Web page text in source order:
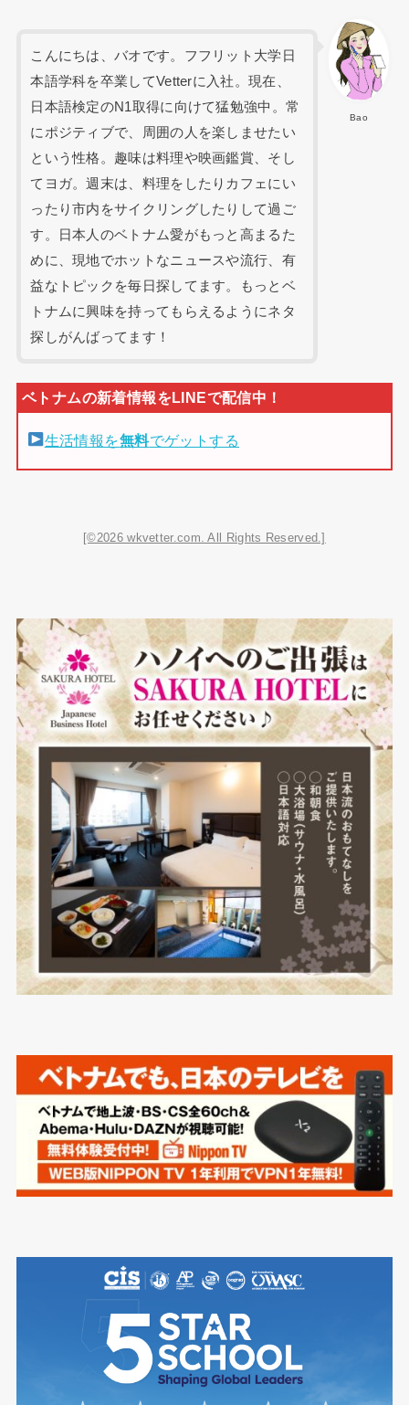
Bao
こんにちは、バオです。フフリット大学日
本語学科を卒業してVetterに入社。現在、
日本語検定のN1取得に向けて猛勉強中。常
にポジティブで、周囲の人を楽しませたい
という性格。趣味は料理や映画鑑賞、そし
てヨガ。週末は、料理をしたりカフェにい
ったり市内をサイクリングしたりして過ご
す。日本人のベトナム愛がもっと高まるた
めに、現地でホットなニュースや流行、有
益なトピックを毎日探してます。もっとベ
トナムに興味を持ってもらえるようにネタ
探しがんばってます！
生活情報を無料でゲットする
[©2026 wkvetter.com. All Rights Reserved.]